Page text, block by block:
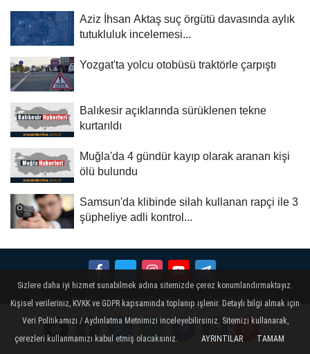
Aziz İhsan Aktaş suç örgütü davasında aylık
tutukluluk incelemesi...
Yozgat'ta yolcu otobüsü traktörle çarpıştı
Balıkesir açıklarında sürüklenen tekne
kurtarıldı
Muğla'da 4 gündür kayıp olarak aranan kişi
ölü bulundu
Samsun'da klibinde silah kullanan rapçi ile 3
şüpheliye adli kontrol...
Künye İletişim Çerez Politikası Gizlilik İlkeleri
Sizlere daha iyi hizmet sunabilmek adına sitemizde çerez konumlandırmaktayız.
Kişisel verileriniz, KVKK ve GDPR kapsamında toplanıp işlenir. Detaylı bilgi almak için
Veri Politikamızı / Aydınlatma Metnimizi inceleyebilirsiniz. Sitemizi kullanarak,
çerezleri kullanmamızı kabul etmiş olacaksınız.
AYRINTILAR TAMAM